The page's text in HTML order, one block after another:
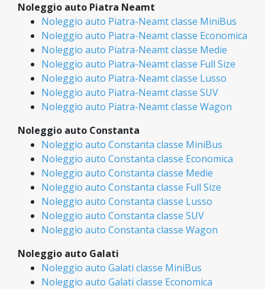
Noleggio auto Piatra Neamt
Noleggio auto Piatra-Neamt classe MiniBus
Noleggio auto Piatra-Neamt classe Economica
Noleggio auto Piatra-Neamt classe Medie
Noleggio auto Piatra-Neamt classe Full Size
Noleggio auto Piatra-Neamt classe Lusso
Noleggio auto Piatra-Neamt classe SUV
Noleggio auto Piatra-Neamt classe Wagon
Noleggio auto Constanta
Noleggio auto Constanta classe MiniBus
Noleggio auto Constanta classe Economica
Noleggio auto Constanta classe Medie
Noleggio auto Constanta classe Full Size
Noleggio auto Constanta classe Lusso
Noleggio auto Constanta classe SUV
Noleggio auto Constanta classe Wagon
Noleggio auto Galati
Noleggio auto Galati classe MiniBus
Noleggio auto Galati classe Economica